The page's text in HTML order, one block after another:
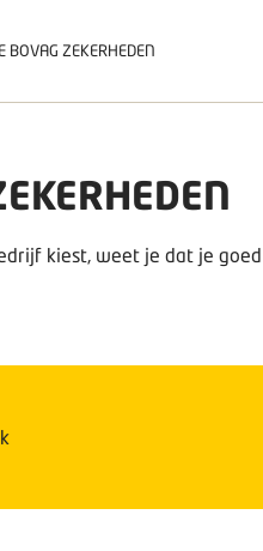
BOVAG ZEKERHEDEN
kiest, weet je dat je